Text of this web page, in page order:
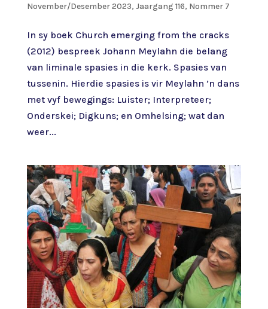
November/Desember 2023, Jaargang 116, Nommer 7
In sy boek Church emerging from the cracks
(2012) bespreek Johann Meylahn die belang
van liminale spasies in die kerk. Spasies van
tussenin. Hierdie spasies is vir Meylahn ’n dans
met vyf bewegings: Luister; Interpreteer;
Onderskei; Digkuns; en Omhelsing; wat dan
weer...